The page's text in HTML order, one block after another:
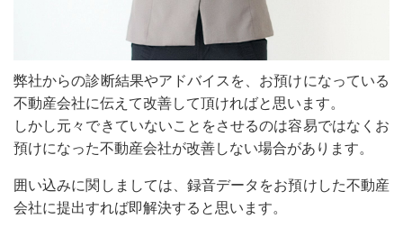
弊社からの診断結果やアドバイスを、お預けになっている
不動産会社に伝えて改善して頂ければと思います。
しかし元々できていないことをさせるのは容易ではなくお
預けになった不動産会社が改善しない場合があります。
囲い込みに関しましては、録音データをお預けした不動産
会社に提出すれば即解決すると思います。